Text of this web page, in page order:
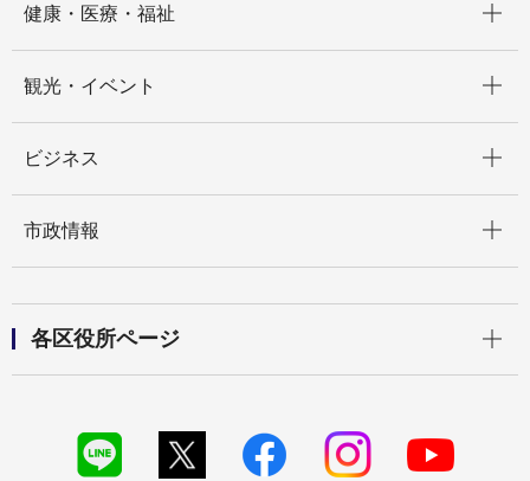
健康・医療・福祉
観光・イベント
ビジネス
市政情報
各区役所ページ